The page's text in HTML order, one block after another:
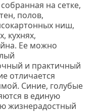
на сетке,
полов,
ниш,
кухнях,
Ее можно
и практичный
отличается
Синие, голубые
в единую
жизнерадостный